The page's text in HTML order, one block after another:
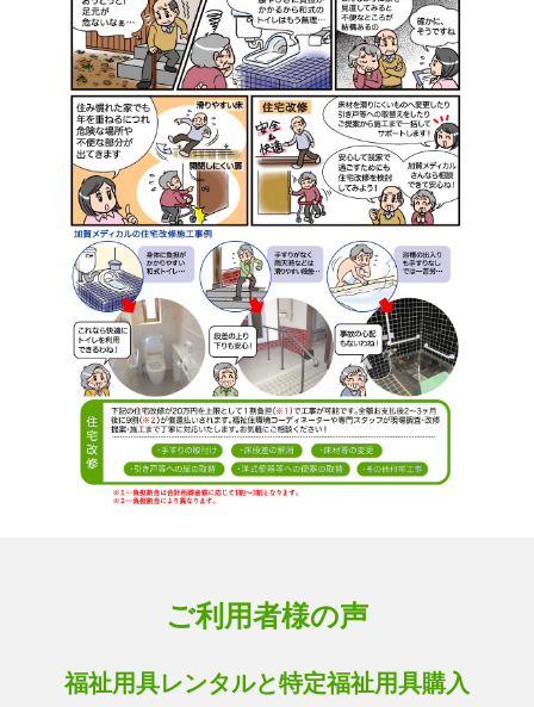
ご利用者様の声
福祉用具レンタルと特定福祉用具購入